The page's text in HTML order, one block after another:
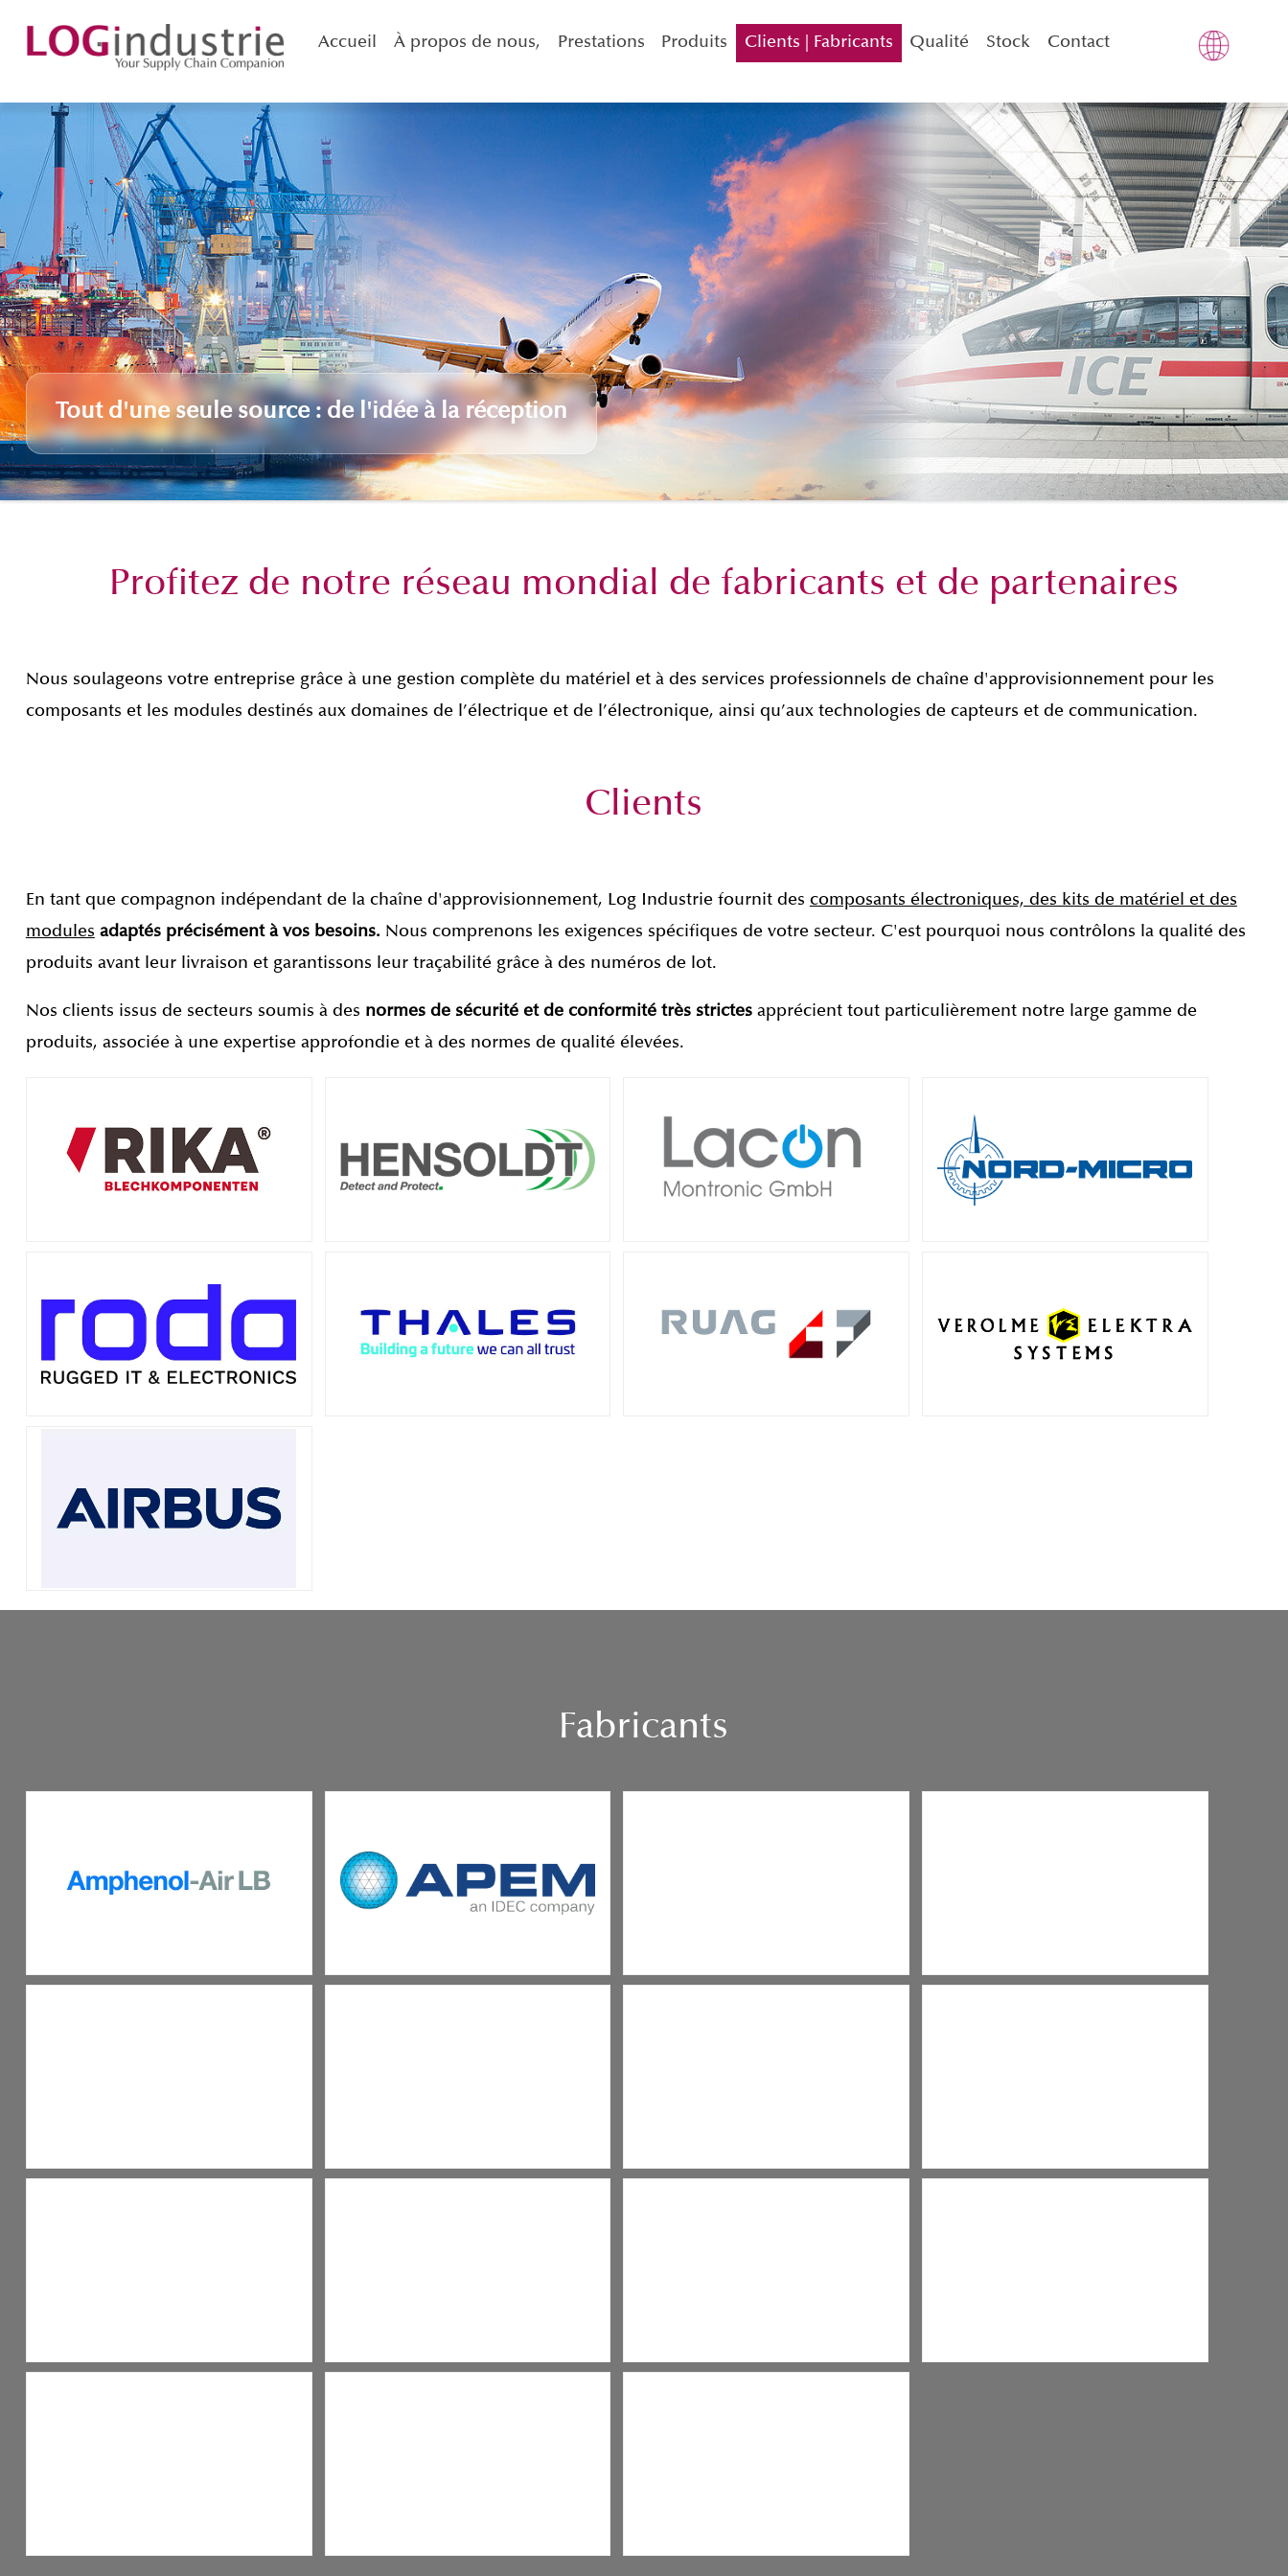
Accueil À propos de nous, Prestations Produits Clients | Fabricants Qualité Stock Contact
Tout d'une seule source : de l'idée à la réception
Profitez de notre réseau mondial de fabricants et de partenaires
Nous soulageons votre entreprise grâce à une gestion complète du matériel et à des services professionnels de chaîne d'approvisionnement pour les
composants et les modules destinés aux domaines de l’électrique et de l’électronique, ainsi qu’aux technologies de capteurs et de communication.
Clients
En tant que compagnon indépendant de la chaîne d'approvisionnement, Log Industrie fournit des composants électroniques, des kits de matériel et des
modules adaptés précisément à vos besoins. Nous comprenons les exigences spécifiques de votre secteur. C'est pourquoi nous contrôlons la qualité des
produits avant leur livraison et garantissons leur traçabilité grâce à des numéros de lot.
Nos clients issus de secteurs soumis à des normes de sécurité et de conformité très strictesapprécient tout particulièrement notre large gamme de
produits, associée à une expertise approfondie et à des normes de qualité élevées.
Fabricants